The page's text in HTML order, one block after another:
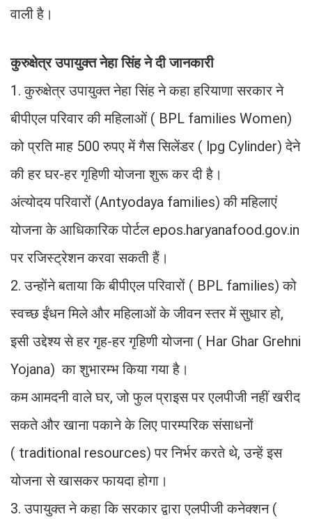
वाली है।
कुरुक्षेत्र उपायुक्त नेहा सिंह ने दी जानकारी
1. कुरुक्षेत्र उपायुक्त नेहा सिंह ने कहा हरियाणा सरकार ने
बीपीएल परिवार की महिलाओं ( BPL families Women)
को प्रति माह 500 रुपए में गैस सिलेंडर ( lpg Cylinder) देने
की हर घर-हर गृहिणी योजना शुरू कर दी है।
अंत्योदय परिवारों (Antyodaya families) की महिलाएं
योजना के आधिकारिक पोर्टल epos.haryanafood.gov.in
पर रजिस्ट्रेशन करवा सकती हैं।
2. उन्होंने बताया कि बीपीएल परिवारों ( BPL families) को
स्वच्छ ईंधन मिले और महिलाओं के जीवन स्तर में सुधार हो,
इसी उद्देश्य से हर गृह-हर गृहिणी योजना ( Har Ghar Grehni
Yojana) का शुभारम्भ किया गया है।
कम आमदनी वाले घर, जो फुल प्राइस पर एलपीजी नहीं खरीद
सकते और खाना पकाने के लिए पारम्परिक संसाधनों
( traditional resources) पर निर्भर करते थे, उन्हें इस
योजना से खासकर फायदा होगा।
3. उपायुक्त ने कहा कि सरकार द्वारा एलपीजी कनेक्शन (